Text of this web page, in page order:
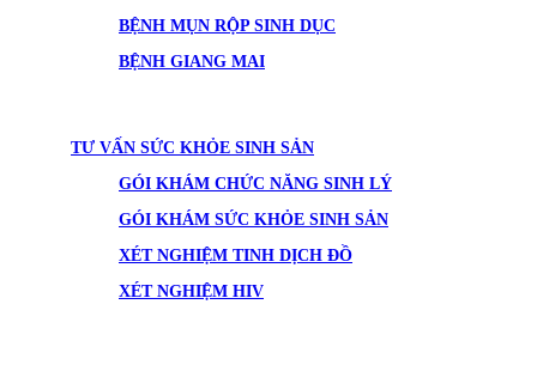
BỆNH MỤN RỘP SINH DỤC
BỆNH GIANG MAI
TƯ VẤN SỨC KHỎE SINH SẢN
GÓI KHÁM CHỨC NĂNG SINH LÝ
GÓI KHÁM SỨC KHỎE SINH SẢN
XÉT NGHIỆM TINH DỊCH ĐỒ
XÉT NGHIỆM HIV